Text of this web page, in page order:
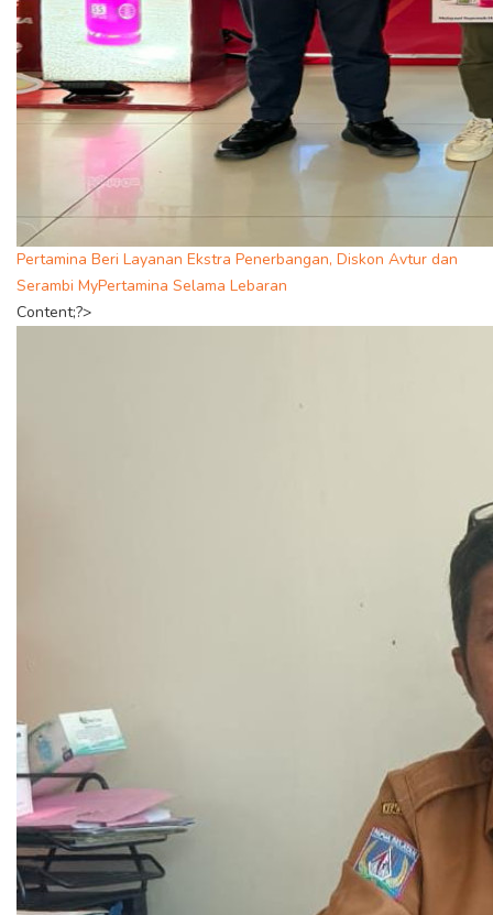
Pertamina Beri Layanan Ekstra Penerbangan, Diskon Avtur dan
Serambi MyPertamina Selama Lebaran
Content;?>